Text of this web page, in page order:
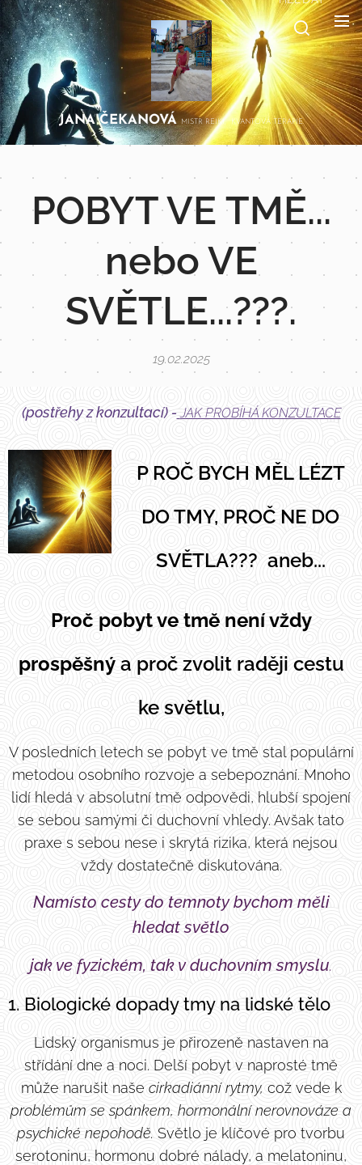
JANAČEKANOVÁ MISTR REIKI, KVANTOVÁ TERAPIE
POBYT VE TMĚ...
nebo VE
SVĚTLE...???.
19.02.2025
(postřehy z konzultací) - JAK PROBÍHÁ KONZULTACE
P ROČ BYCH MĚL LÉZT
DO TMY, PROČ NE DO
SVĚTLA??? aneb...
Proč pobyt ve tmě není vždy
prospěšný a proč zvolit raději cestu
ke světlu,
V posledních letech se pobyt ve tmě stal populární
metodou osobního rozvoje a sebepoznání. Mnoho
lidí hledá v absolutní tmě odpovědi, hlubší spojení
se sebou samými či duchovní vhledy. Avšak tato
praxe s sebou nese i skrytá rizika, která nejsou
vždy dostatečně diskutována.
Namísto cesty do temnoty bychom měli
hledat světlo
jak ve fyzickém, tak v duchovním smyslu.
1. Biologické dopady tmy na lidské tělo
Lidský organismus je přirozeně nastaven na
střídání dne a noci. Delší pobyt v naprosté tmě
může narušit naše cirkadiánní rytmy, což vede k
problémům se spánkem, hormonální nerovnováze a
psychické nepohodě. Světlo je klíčové pro tvorbu
serotoninu, hormonu dobré nálady, a melatoninu,